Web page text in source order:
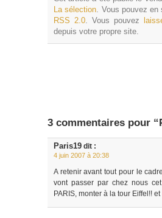
La sélection. Vous pouvez en
RSS 2.0. Vous pouvez
depuis votre propre site.
3 commentaires pour
Paris19 dit :
4 juin 2007 à 20:38
A retenir avant tout pour le
vont passer par chez nous
PARIS, monter à la tour Eiffel!!